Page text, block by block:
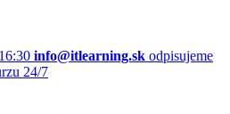
info@itlearning.sk odpisujeme
24/7